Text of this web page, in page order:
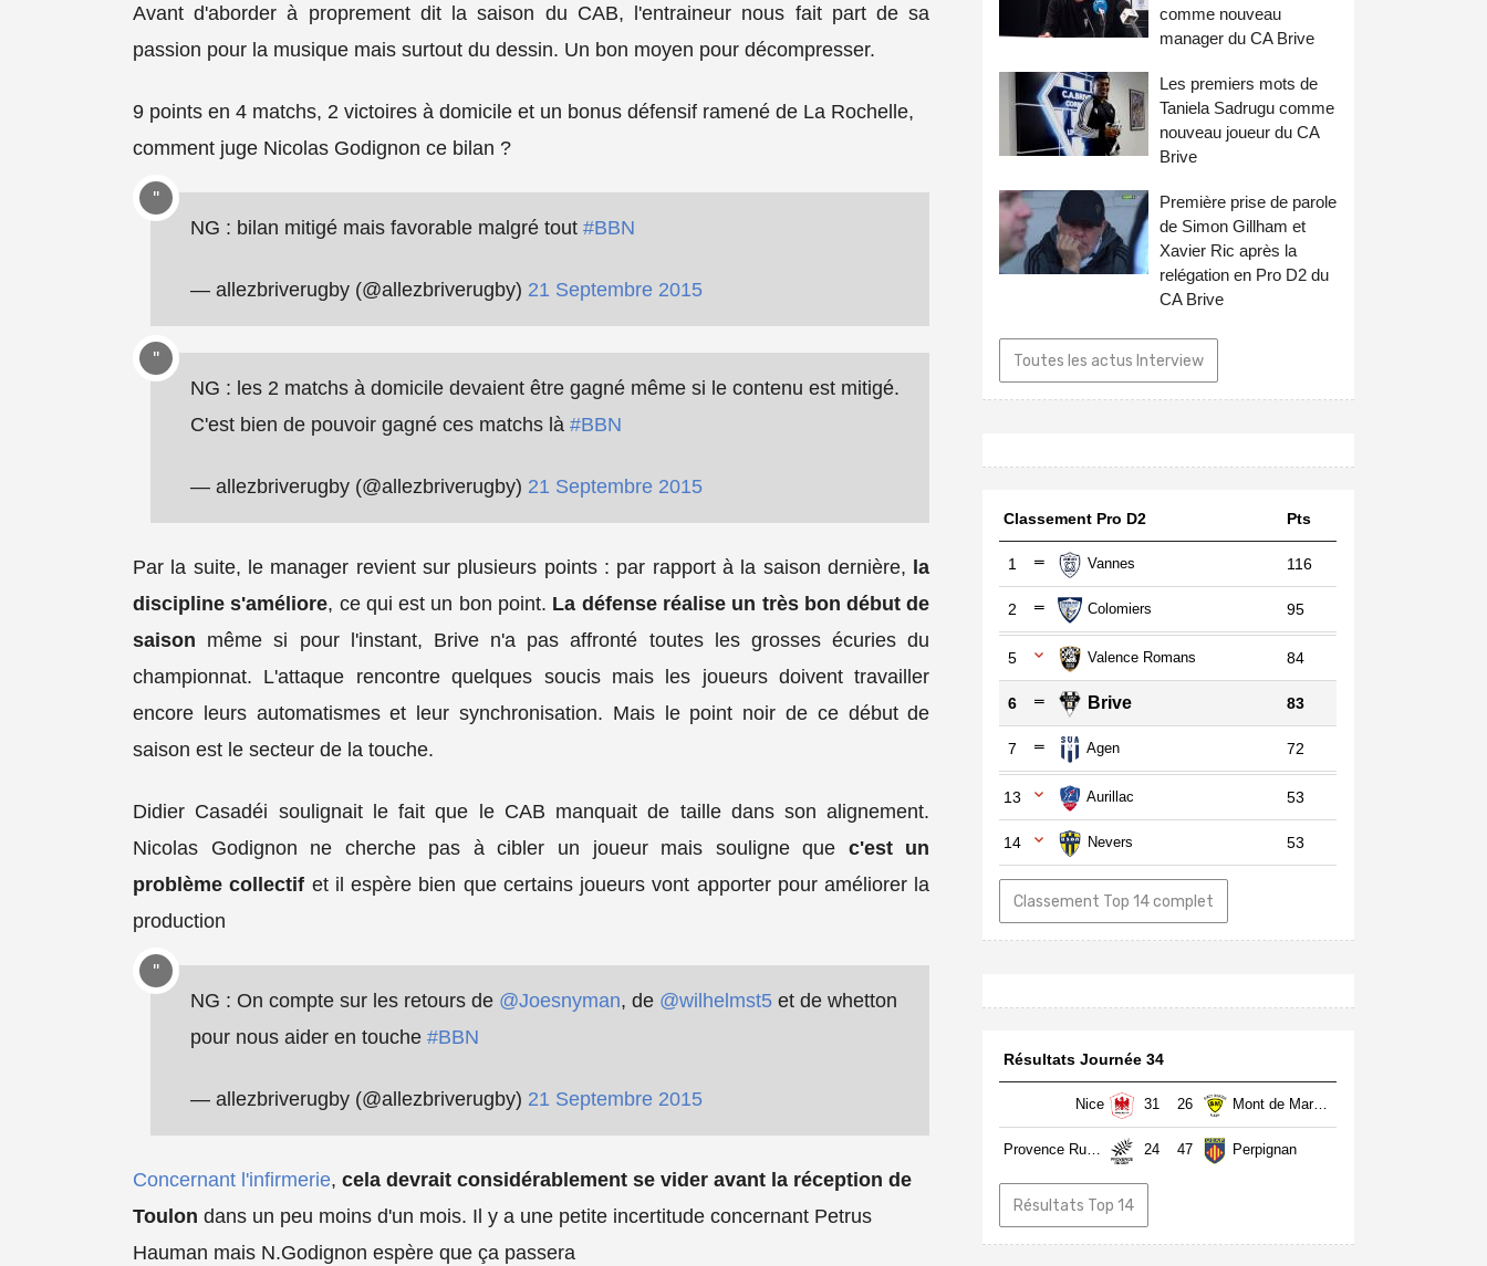
Avant d'aborder à proprement dit la saison du CAB, l'entraineur nous fait part de sa
passion pour la musique mais surtout du dessin. Un bon moyen pour décompresser.
9 points en 4 matchs, 2 victoires à domicile et un bonus défensif ramené de La Rochelle,
comment juge Nicolas Godignon ce bilan ?
NG : bilan mitigé mais favorable malgré tout #BBN
— allezbriverugby (@allezbriverugby) 21 Septembre 2015
NG : les 2 matchs à domicile devaient être gagné même si le contenu est mitigé.
C'est bien de pouvoir gagné ces matchs là #BBN
— allezbriverugby (@allezbriverugby) 21 Septembre 2015
Par la suite, le manager revient sur plusieurs points : par rapport à la saison dernière, la
discipline s'améliore, ce qui est un bon point. La défense réalise un très bon début de
saison même si pour l'instant, Brive n'a pas affronté toutes les grosses écuries du
championnat. L'attaque rencontre quelques soucis mais les joueurs doivent travailler
encore leurs automatismes et leur synchronisation. Mais le point noir de ce début de
saison est le secteur de la touche.
Didier Casadéi soulignait le fait que le CAB manquait de taille dans son alignement.
Nicolas Godignon ne cherche pas à cibler un joueur mais souligne que c'est un
problème collectif et il espère bien que certains joueurs vont apporter pour améliorer la
production
NG : On compte sur les retours de @Joesnyman, de @wilhelmst5 et de whetton
pour nous aider en touche #BBN
— allezbriverugby (@allezbriverugby) 21 Septembre 2015
Concernant l'infirmerie, cela devrait considérablement se vider avant la réception de
Toulon dans un peu moins d'un mois. Il y a une petite incertitude concernant Petrus
Hauman mais N.Godignon espère que ça passera
comme nouveau
manager du CA Brive
Les premiers mots de
Taniela Sadrugu comme
nouveau joueur du CA
Brive
Première prise de parole
de Simon Gillham et
Xavier Ric après la
relégation en Pro D2 du
CA Brive
Toutes les actus Interview
Classement Pro D2 Pts
1 Vannes 116
2 Colomiers 95
5 Valence Romans 84
6 Brive 83
7 Agen 72
13 Aurillac 53
14 Nevers 53
Classement Top 14 complet
Résultats Journée 34
Nice 31 26 Mont de Marsan
Provence Rugby 24 47 Perpignan
Résultats Top 14